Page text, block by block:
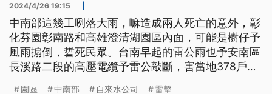
2024/4/26 19:15
中南部這幾工咧落大雨，嘛造成兩人死亡的意外，彰
化芬園彰南路和高雄澄清湖園區內面，可能是樹仔予
風雨搧倒，硩死民眾。台南早起的雷公雨也予安南區
長溪路二段的高壓電纜予雷公敲斷，害當地378戶失
園區 中南部 自來水公司 雷擊